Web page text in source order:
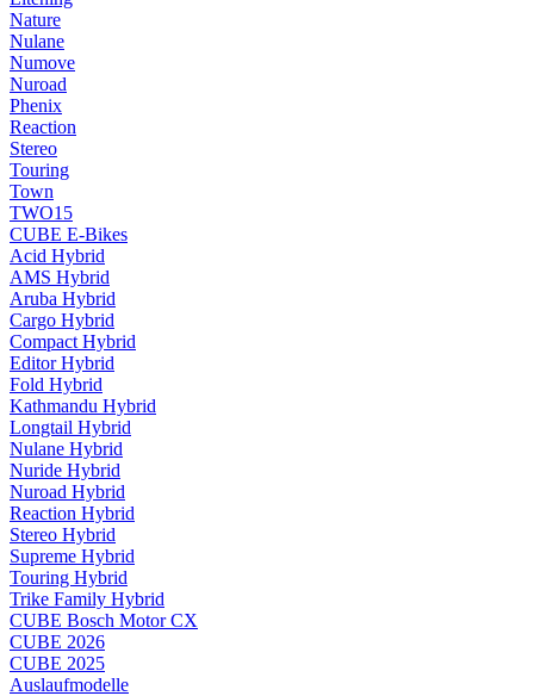
Nature
Nulane
Numove
Nuroad
Phenix
Reaction
Stereo
Touring
Town
TWO15
CUBE E-Bikes
Acid Hybrid
AMS Hybrid
Aruba Hybrid
Cargo Hybrid
Compact Hybrid
Editor Hybrid
Fold Hybrid
Kathmandu Hybrid
Longtail Hybrid
Nulane Hybrid
Nuride Hybrid
Nuroad Hybrid
Reaction Hybrid
Stereo Hybrid
Supreme Hybrid
Touring Hybrid
Trike Family Hybrid
CUBE Bosch Motor CX
CUBE 2026
CUBE 2025
Auslaufmodelle